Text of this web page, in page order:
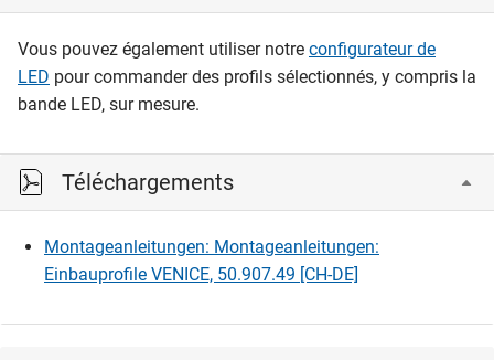
Vous pouvez également utiliser notre configurateur de
LED pour commander des profils sélectionnés, y compris la
bande LED, sur mesure.
Téléchargements
Montageanleitungen: Montageanleitungen:
Einbauprofile VENICE, 50.907.49 [CH-DE]